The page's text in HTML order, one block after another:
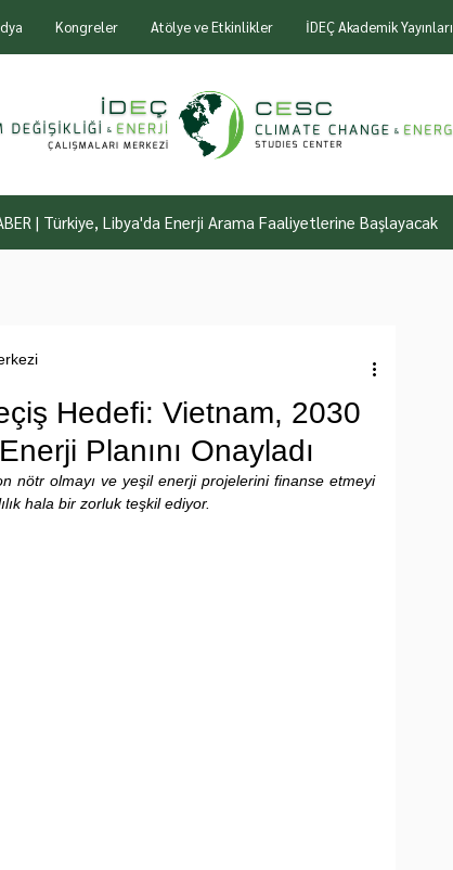
Kongreler Atölye ve Etkinlikler İDEÇ Akademik Yayınları
| Türkiye, Libya'da Enerji Arama Faaliyetlerine Başlayacak
Hedefi: Vietnam, 2030
Planını Onayladı
nötr olmayı ve yeşil enerji projelerini finanse etmeyi
hala bir zorluk teşkil ediyor.